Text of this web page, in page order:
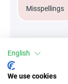
Misspellings
||Geräte||
English
We use cookies